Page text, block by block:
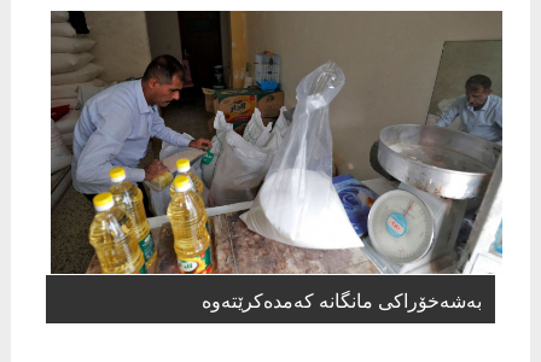
بەشەخۆراكی مانگانە كەمدەكرێتەوە